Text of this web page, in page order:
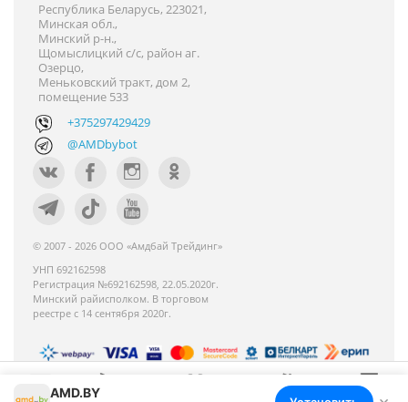
Республика Беларусь, 223021,
Минская обл.,
Минский р-н.,
Щомыслицкий с/с, район аг.
Озерцо,
Меньковский тракт, дом 2,
помещение 533
+375297429429
@AMDbybot
© 2007 - 2026 ООО «Амдбай Трейдинг»
УНП 692162598
Регистрация №692162598, 22.05.2020г.
Минский райисполком. В торговом
реестре с 14 сентября 2020г.
Номер телефона работников местных
AMD.BY